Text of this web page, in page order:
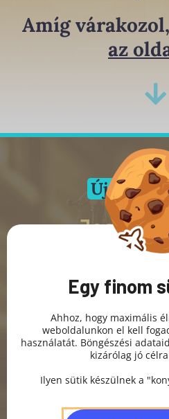
Amíg várakozol,
az
Új
Jogi
egyetlen magyarjogi
amelyből választ
Egy finom
Ahhoz, hogy maximális
weboldalunkon el kell
használatát. Böngészési
kizárólag jó
Ilyen sütik készülnek a